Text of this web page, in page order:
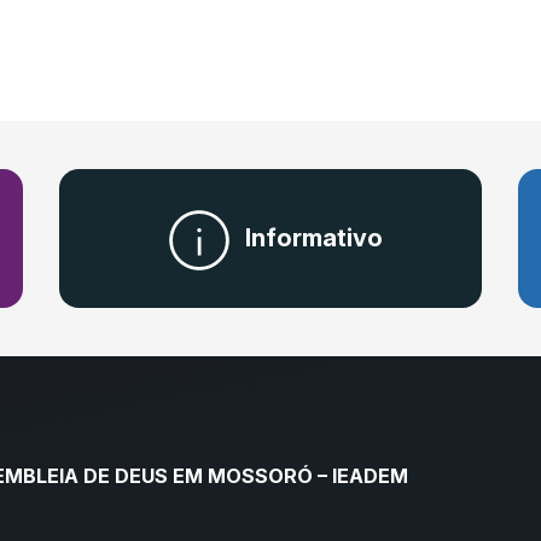
Informativo
DE DEUS EM MOSSORÓ – IEADEM